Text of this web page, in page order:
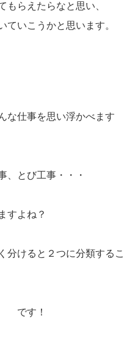
もらえたらなと思い、
ていこうかと思います。
な仕事を思い浮かべます
、とび工事・・・
すよね？
分けると２つに分類するこ
です！